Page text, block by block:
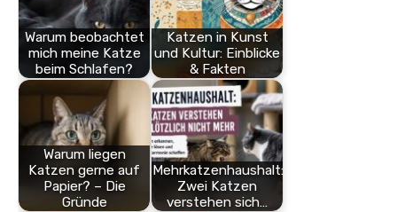
Warum beobachtet
mich meine Katze
beim Schlafen?
Katzen in Kunst
und Kultur: Einblicke
& Fakten
Warum liegen
Katzen gerne auf
Papier? – Die
Gründe
Mehrkatzenhaushalt:
Zwei Katzen
verstehen sich…